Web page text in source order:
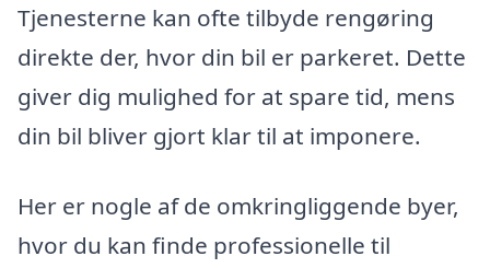
Tjenesterne kan ofte tilbyde rengøring
direkte der, hvor din bil er parkeret. Dette
giver dig mulighed for at spare tid, mens
din bil bliver gjort klar til at imponere.
Her er nogle af de omkringliggende byer,
hvor du kan finde professionelle til